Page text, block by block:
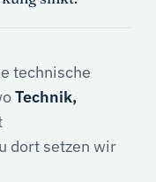
technische
Technik,
dort setzen wir